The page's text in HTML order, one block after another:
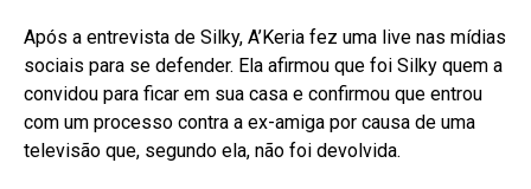
Após a entrevista de Silky, A’Keria fez uma live nas mídias
sociais para se defender. Ela afirmou que foi Silky quem a
convidou para ficar em sua casa e confirmou que entrou
com um processo contra a ex-amiga por causa de uma
televisão que, segundo ela, não foi devolvida.